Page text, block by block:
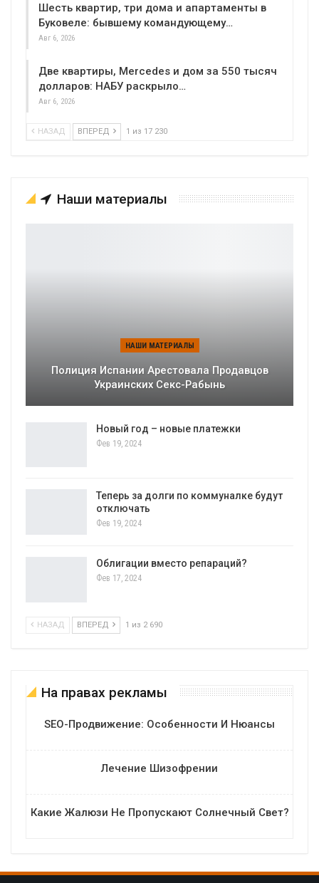
Шесть квартир, три дома и апартаменты в
Буковеле: бывшему командующему…
Авг 6, 2026
Две квартиры, Mercedes и дом за 550 тысяч
долларов: НАБУ раскрыло…
Авг 6, 2026
НАЗАД ВПЕРЕД 1 из 17 230
Наши материалы
НАШИ МАТЕРИАЛЫ
Полиция Испании Арестовала Продавцов
Украинских Секс-Рабынь
Новый год – новые платежки
Фев 19, 2024
Теперь за долги по коммуналке будут
отключать
Фев 19, 2024
Облигации вместо репараций?
Фев 17, 2024
НАЗАД ВПЕРЕД 1 из 2 690
На правах рекламы
SEO-Продвижение: Особенности И Нюансы
Лечение Шизофрении
Какие Жалюзи Не Пропускают Солнечный Свет?